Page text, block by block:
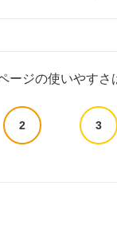
ージの使いやすさ
2 3